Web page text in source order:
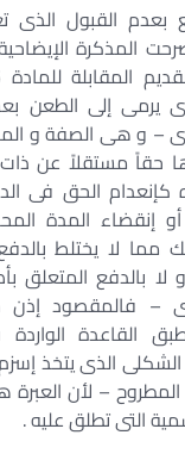
يرمى إلى الطعن
– و هى الصفة و
حقاً مستقلاً عن
كإنعدام الحق فى
إنقضاء المدة
مما لا يختلط
بالدفع المتعلق
– فالمقصود إذن
الذى يتخذ
– لأن
التى تطلق عليه .